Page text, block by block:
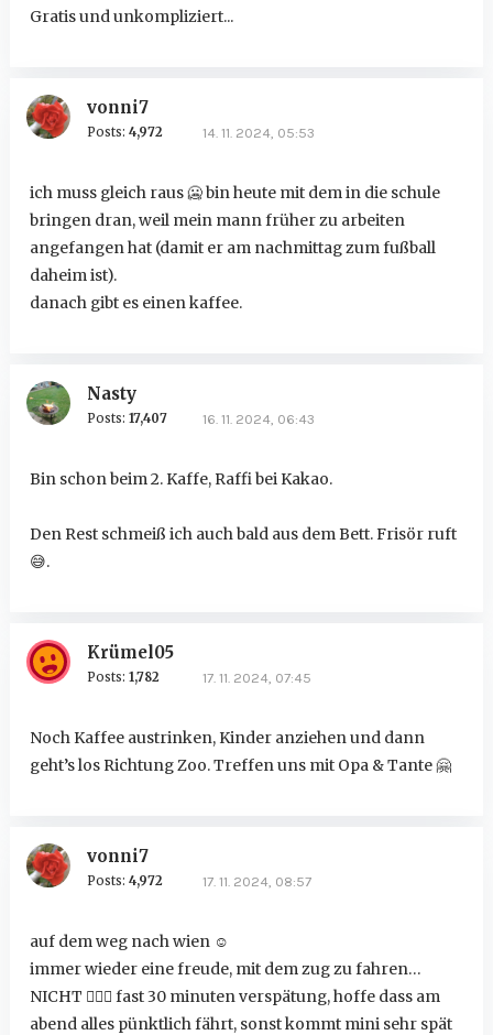
Gratis und unkompliziert...
vonni7
Posts: 4,972 14. 11. 2024, 05:53
ich muss gleich raus 🥶 bin heute mit dem in die schule
bringen dran, weil mein mann früher zu arbeiten
angefangen hat (damit er am nachmittag zum fußball
daheim ist).
danach gibt es einen kaffee.
Nasty
Posts: 17,407 16. 11. 2024, 06:43
Bin schon beim 2. Kaffe, Raffi bei Kakao.
Den Rest schmeiß ich auch bald aus dem Bett. Frisör ruft
😅.
Krümel05
Posts: 1,782 17. 11. 2024, 07:45
Noch Kaffee austrinken, Kinder anziehen und dann
geht’s los Richtung Zoo. Treffen uns mit Opa & Tante🤗
vonni7
Posts: 4,972 17. 11. 2024, 08:57
auf dem weg nach wien ☺
immer wieder eine freude, mit dem zug zu fahren…
NICHT 🤦🏻‍♀️ fast 30 minuten verspätung, hoffe dass am
abend alles pünktlich fährt, sonst kommt mini sehr spät